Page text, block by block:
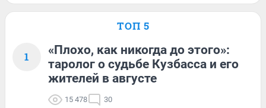
ТОП 5
1
«Плохо, как никогда до этого»:
таролог о судьбе Кузбасса и его
жителей в августе
15 478 30